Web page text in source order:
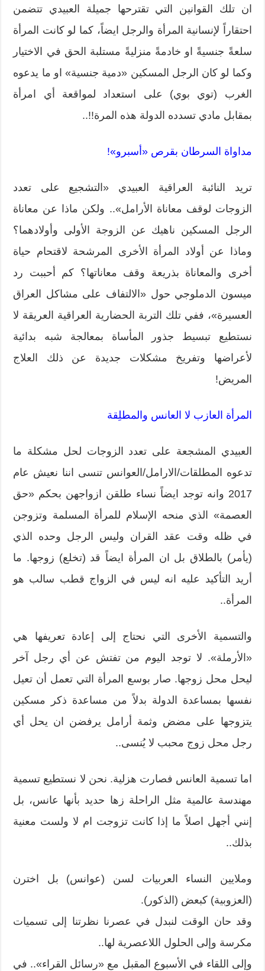
ان تلك القوانين التي تقترحها جميلة العبيدي تتضمن
احتقاراً لإنسانية المرأة والرجل ايضاً، كما لو كانت المرأة
سلعةً جنسيةً او خادمةً منزليةً مستلبة الحق في الاختيار
وكما لو كان الرجل المسكين «دمية جنسية» او ما يدعوه
الغرب (توي بوي) على استعداد لمواقعة أي امرأة
بمقابل مادي تسدده الدولة هذه المرة!!..
مداواة السرطان بقرص «أسبرو»!
تريد النائبة العراقية العبيدي «التشجيع على تعدد
الزوجات لوقف معاناة الأرامل».. ولكن ماذا عن معاناة
الرجل المسكين ناهيك عن الزوجة الأولى وأولادهما؟
وماذا عن أولاد المرأة الأخرى المرشحة لاقتحام حياة
أخرى والمعاناة بذريعة وقف معاناتها؟ كم أحببت رد
ميسون الدملوجي حول «الالتفاف على مشاكل العراق
العسيرة»، ففي تلك التربة الحضارية العراقية العريقة لا
نستطيع تبسيط جذور المأساة بمعالجة شبه بدائية
لأعراضها وتفريخ مشكلات جديدة عن ذلك العلاج
المريض!
المرأة العازب لا العانس والمطلِقة
العبيدي المشجعة على تعدد الزوجات لحل مشكلة ما
تدعوه المطلقات/الارامل/العوانس تنسى اننا نعيش عام
2017 وانه توجد ايضاً نساء طلقن ازواجهن بحكم «حق
العصمة» الذي منحه الإسلام للمرأة المسلمة وتزوجن
في ظله وقت عقد القران وليس الرجل وحده الذي
(يأمر) بالطلاق بل ان المرأة ايضاً قد (تخلع) زوجها. ما
أريد التأكيد عليه انه ليس في الزواج قطب سالب هو
المرأة..
والتسمية الأخرى التي نحتاج إلى إعادة تعريفها هي
«الأرملة». لا توجد اليوم من تفتش عن أي رجل آخر
ليحل محل زوجها. صار بوسع المرأة التي تعمل أن تعيل
نفسها بمساعدة الدولة بدلاً من مساعدة ذكر مسكين
يتزوجها على مضض وثمة أرامل يرفضن ان يحل أي
رجل محل زوج محبب لا يُنسى..
اما تسمية العانس فصارت هزلية. نحن لا نستطيع تسمية
مهندسة عالمية مثل الراحلة زها حديد بأنها عانس، بل
إنني أجهل اصلاً ما إذا كانت تزوجت ام لا ولست معنية
بذلك..
وملايين النساء العربيات لسن (عوانس) بل اخترن
(العزوبية) كبعض (الذكور).
وقد حان الوقت لنبدل في عصرنا نظرتنا إلى تسميات
مكرسة وإلى الحلول اللاعصرية لها..
وإلى اللقاء في الأسبوع المقبل مع «رسائل القراء».. في